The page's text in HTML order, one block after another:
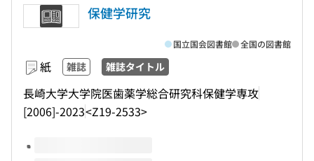
保健学研究
紙 雑誌 雑誌タイトル
長崎大学大学院医歯薬学総合研究科保健学専攻
[2006]-2023<Z19-2533>
国立国会図書館 全国の図書館
このタイトルの巻号